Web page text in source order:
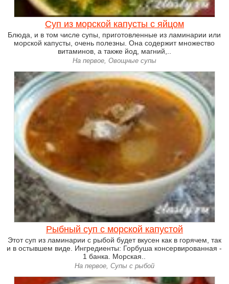
Суп из морской капусты с яйцом
Блюда, и в том числе супы, приготовленные из ламинарии или
морской капусты, очень полезны. Она содержит множество
витаминов, а также йод, магний,..
На первое, Овощные супы
Рыбный суп с морской капустой
Этот суп из ламинарии с рыбой будет вкусен как в горячем, так
и в остывшем виде. Ингредиенты: Горбуша консервированная -
1 банка. Морская..
На первое, Супы с рыбой